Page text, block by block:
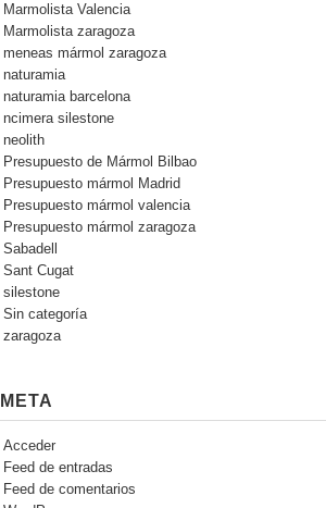
Marmolista Valencia
Marmolista zaragoza
meneas mármol zaragoza
naturamia
naturamia barcelona
ncimera silestone
neolith
Presupuesto de Mármol Bilbao
Presupuesto mármol Madrid
Presupuesto mármol valencia
Presupuesto mármol zaragoza
Sabadell
Sant Cugat
silestone
Sin categoría
zaragoza
META
Acceder
Feed de entradas
Feed de comentarios